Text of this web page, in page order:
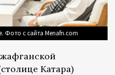
Фото с сайта Menafn.com
Катара)